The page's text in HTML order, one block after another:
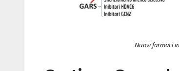
Nuovi farmaci